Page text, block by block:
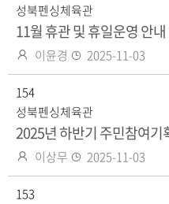
성북펜싱체육관
11월 휴관 및 휴일운영 안내
작
성
자
이윤경
등
록
2025-11-03
154
성북펜싱체육관
2025년 하반기 주민참여기
작
성
자
이상무
등
록
2025-11-03
153